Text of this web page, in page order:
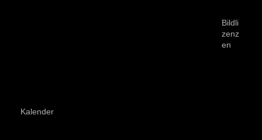
Bildli
zenz
en
Kalender